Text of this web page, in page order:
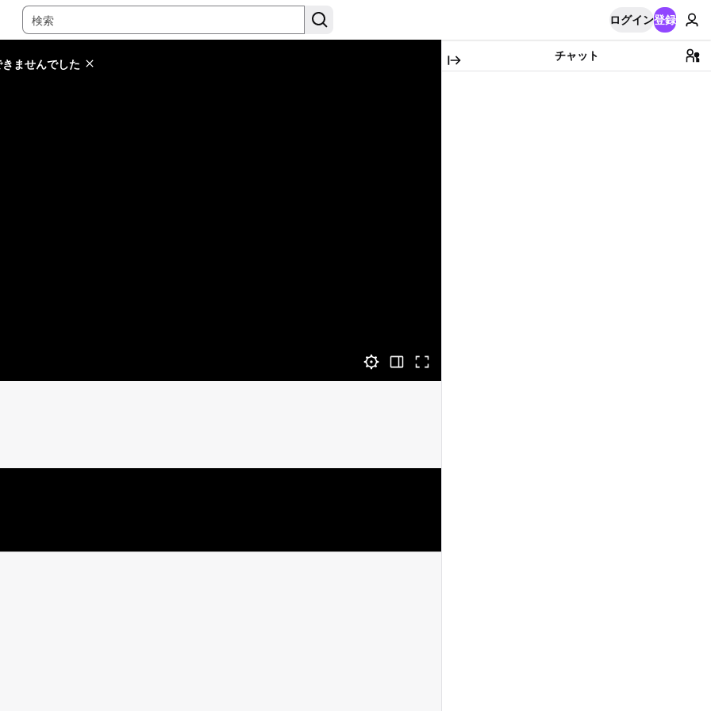
ログイン登録
ませんでした
チャット